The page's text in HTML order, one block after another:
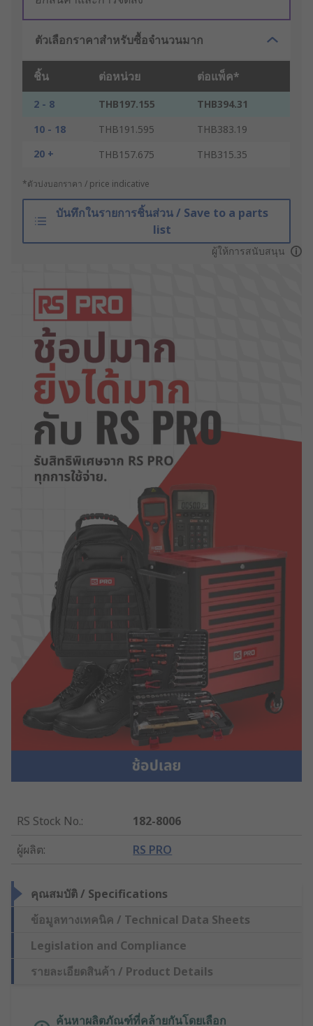
ตัวเลือกราคาสำหรับซื้อจำนวนมาก
ชิ้น ต่อหน่วย ต่อแพ็ค*
2 - 8 THB197.155
THB394.31
10 - 18
THB191.595
THB383.19
20 +
THB157.675 THB315.35
*ตัวบ่งบอกราคา / price indicative
บันทึกในรายการชิ้นส่วน / Save to a parts
list
ผู้ให้การสนับสนุน
RS Stock No.:
182-8006
ผู้ผลิต: RS PRO
คุณสมบัติ / Specifications
ข้อมูลทางเทคนิค / Technical Data Sheets
Legislation and Compliance
รายละเอียดสินค้า / Product Details
ค้นหาผลิตภัณฑ์ที่คล้ายกันโดยเลือก